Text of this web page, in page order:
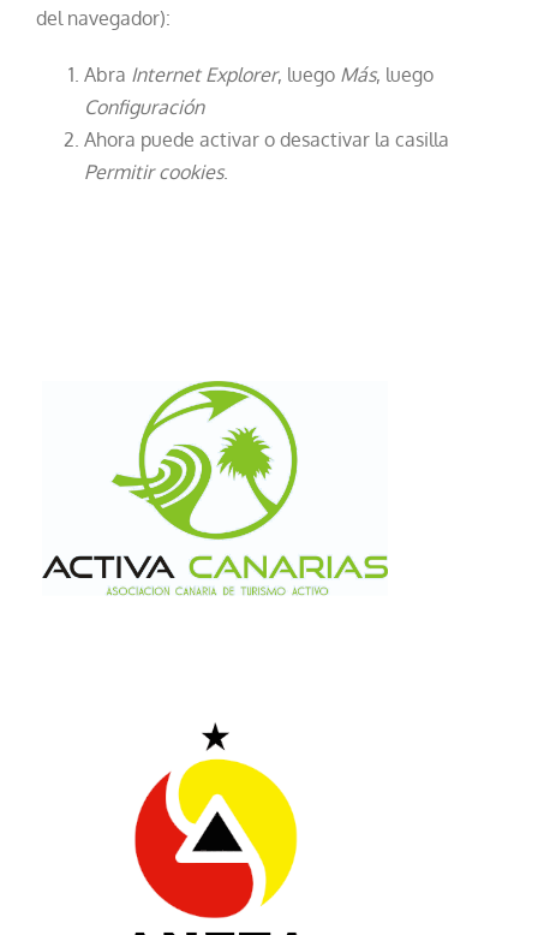
del navegador):
Abra Internet Explorer, luego Más, luego
Configuración
Ahora puede activar o desactivar la casilla
Permitir cookies.